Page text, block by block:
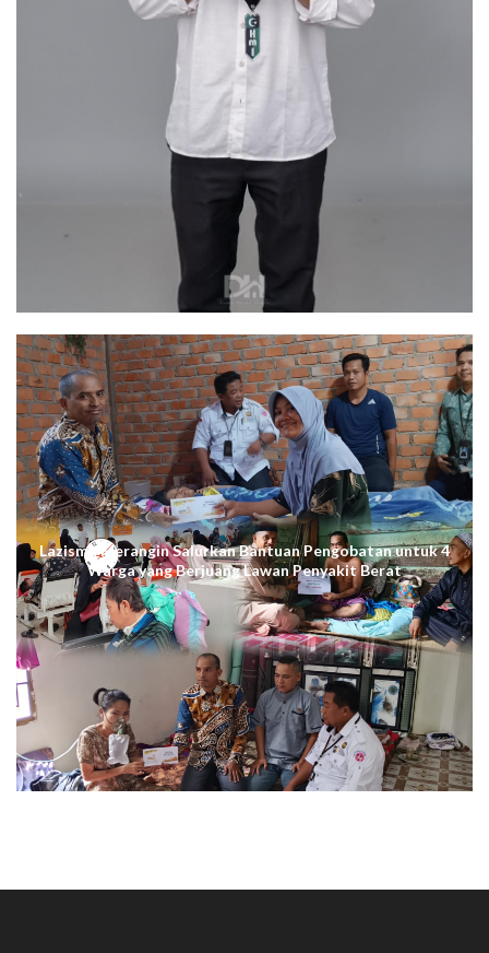
Lazismu Merangin Salurkan Bantuan Pengobatan untuk 4
Warga yang Berjuang Lawan Penyakit Berat